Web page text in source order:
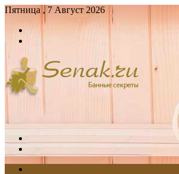
Пятница , 7 Август 2026
Войти
skin